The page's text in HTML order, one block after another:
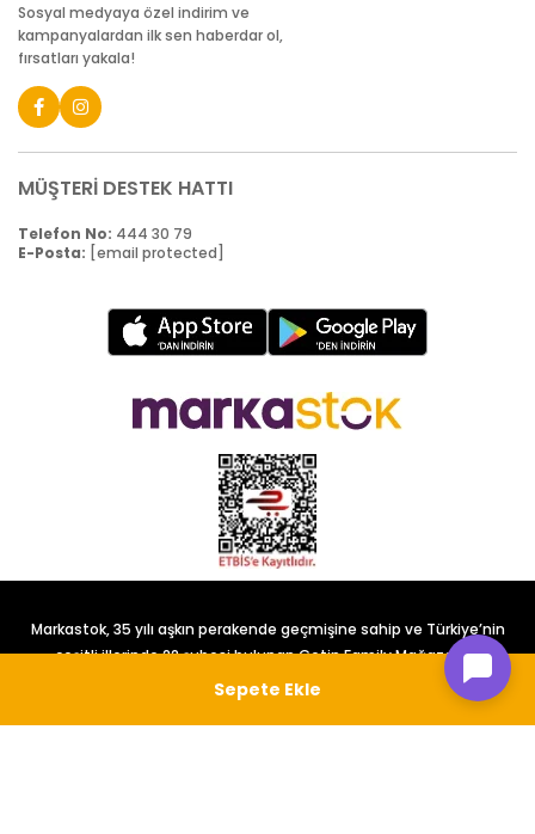
Sosyal medyaya özel indirim ve
kampanyalardan ilk sen haberdar ol,
fırsatları yakala!
MÜŞTERİ DESTEK HATTI
Telefon No: 444 30 79
E-Posta: [email protected]
Markastok, 35 yılı aşkın perakende geçmişine sahip ve Türkiye’nin
çeşitli illerinde 22 şubesi bulunan Çetin Family Mağazacılık
tarafından kurulmuştur.